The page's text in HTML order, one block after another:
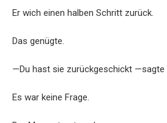
Er wich einen halben Schritt zurück.
Das genügte.
—Du hast sie zurückgeschickt —sagte
Es war keine Frage.